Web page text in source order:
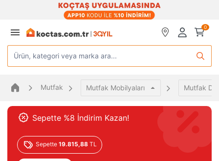
0
Ürün, kategori veya marka ara...
Mutfak Mutfak Mobilyaları Mutfak
Sepette %8 İndirim Kazan!
Sepette 19.815,88 TL